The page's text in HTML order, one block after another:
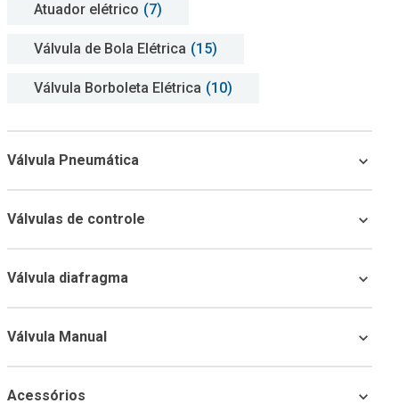
Atuador elétrico (7)
Válvula de Bola Elétrica (15)
Válvula Borboleta Elétrica (10)
Válvula Pneumática
Válvulas de controle
Válvula diafragma
Válvula Manual
Acessórios